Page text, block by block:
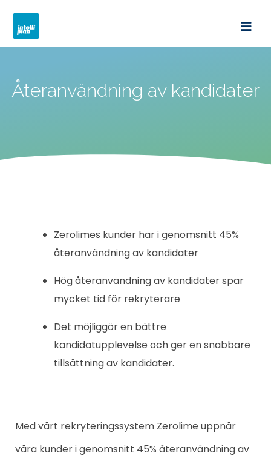
intelliplan.se
Återanvändning av kandidater
Zerolimes kunder har i genomsnitt 45%
återanvändning av kandidater
Hög återanvändning av kandidater spar
mycket tid för rekryterare
Det möjliggör en bättre
kandidatupplevelse och ger en snabbare
tillsättning av kandidater.
Med vårt rekryteringssystem Zerolime uppnår
våra kunder i genomsnitt 45% återanvändning av